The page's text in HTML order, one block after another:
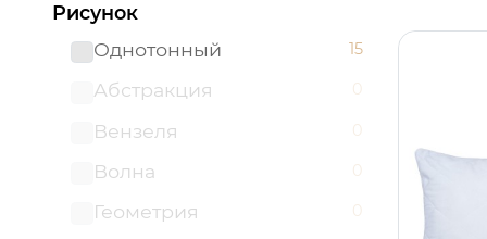
160*220 0
172*205 0
180*200 0
180*210 0
180*220 0
Графит
Желтый
Золотой
Коричневый
Рисунок
Однотонный
15
Абстракция 0
Вензеля 0
Волна 0
Геометрия 0